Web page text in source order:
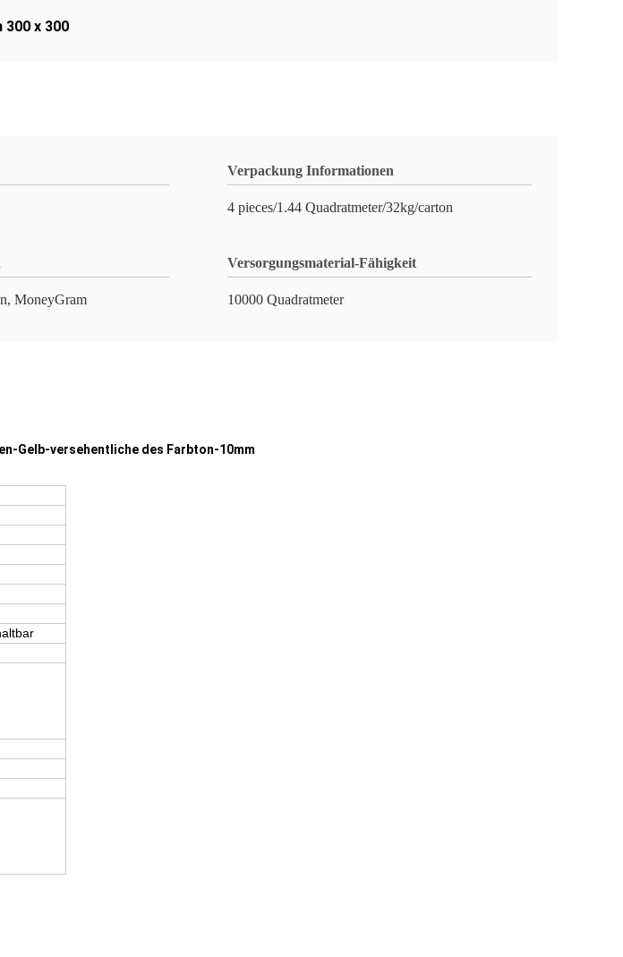
300 x 300
Verpackung Informationen
4 pieces/1.44 Quadratmeter/32kg/carton
MoneyGram
Versorgungsmaterial-Fähigkeit
10000 Quadratmeter
Gelb-versehentliche des Farbton-10mm